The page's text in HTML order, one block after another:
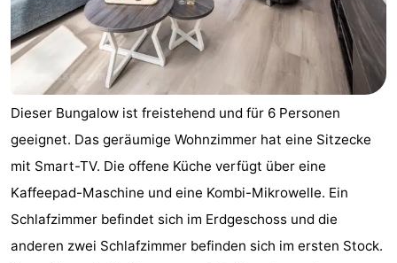
Dieser Bungalow ist freistehend und für 6 Personen
geeignet. Das geräumige Wohnzimmer hat eine Sitzecke
mit Smart-TV. Die offene Küche verfügt über eine
Kaffeepad-Maschine und eine Kombi-Mikrowelle. Ein
Schlafzimmer befindet sich im Erdgeschoss und die
anderen zwei Schlafzimmer befinden sich im ersten Stock.